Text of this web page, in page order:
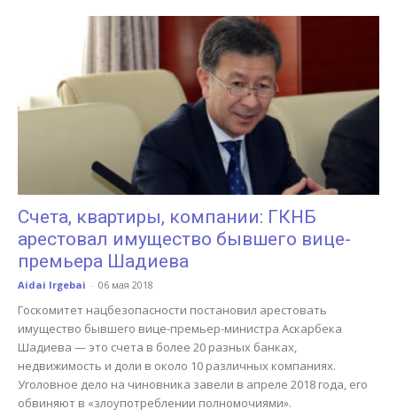
Счета, квартиры, компании: ГКНБ
арестовал имущество бывшего вице-
премьера Шадиева
Aidai Irgebai - 06 мая 2018
Госкомитет нацбезопасности постановил арестовать
имущество бывшего вице-премьер-министра Аскарбека
Шадиева — это счета в более 20 разных банках,
недвижимость и доли в около 10 различных компаниях.
Уголовное дело на чиновника завели в апреле 2018 года, его
обвиняют в «злоупотреблении полномочиями».